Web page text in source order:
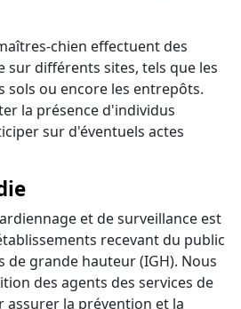
chien effectuent des
sur différents sites, tels que les
sols ou encore les entrepôts.
la présence d'individus
sur d'éventuels actes
et de surveillance est
recevant du public
de grande hauteur (IGH). Nous
des agents des services de
assurer la prévention et la